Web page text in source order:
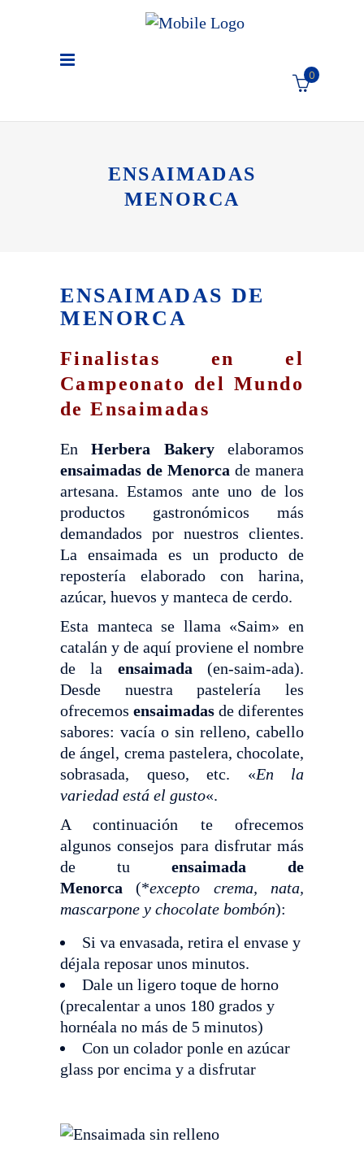
0
El carro de la compra está
ENSAIMADAS
MENORCA
ENSAIMADAS DE
MENORCA
Finalistas en el
Campeonato del Mundo
de Ensaimadas
EnHerbera Bakeryelaboramos
ensaimadas de Menorca de manera
artesana. Estamos ante uno de los
productos gastronómicos más
demandados por nuestros clientes.
La ensaimada es un producto de
repostería elaborado con harina,
azúcar, huevos y manteca de cerdo.
Esta manteca se llama «Saim» en
catalán y de aquí proviene el nombre
de la ensaimada (en-saim-ada).
Desde nuestra pastelería les
ofrecemos ensaimadas de diferentes
sabores: vacía o sin relleno, cabello
de ángel, crema pastelera, chocolate,
sobrasada, queso, etc. «En la
variedad está el gusto«.
A continuación te ofrecemos
algunos consejos para disfrutar más
de tu ensaimada de
Menorca (*excepto crema, nata,
mascarpone y chocolate bombón):
Si va envasada, retira el envase y
déjala reposar unos minutos.
Dale un ligero toque de horno
(precalentar a unos 180 grados y
hornéala no más de 5 minutos)
Con un colador ponle en azúcar
glass por encima y a disfrutar